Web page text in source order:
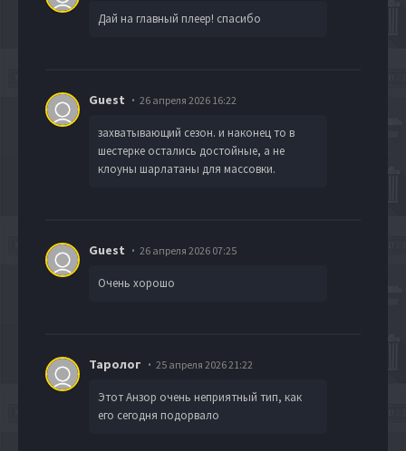
Дай на главный плеер! спасибо
Guest 26 апреля 2026 16:22
захватывающий сезон. и наконец то в
шестерке остались достойные, а не
клоуны шарлатаны для массовки.
Guest 26 апреля 2026 07:25
Очень хорошо
Таролог 25 апреля 2026 21:22
Этот Анзор очень неприятный тип, как
его сегодня подорвало